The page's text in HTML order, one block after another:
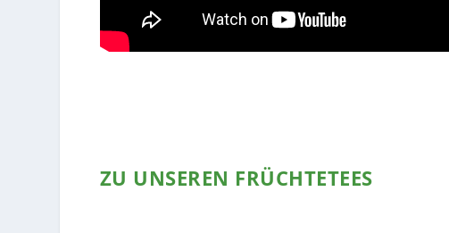
ZU UNSEREN FRÜCHTETEES